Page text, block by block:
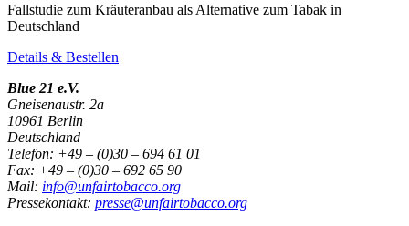
Fallstudie zum Kräuteranbau als Alternative zum Tabak in
Deutschland
Details & Bestellen
Blue 21 e.V.
Gneisenaustr. 2a
10961 Berlin
Deutschland
Telefon: +49 – (0)30 – 694 61 01
Fax: +49 – (0)30 – 692 65 90
Mail: info@unfairtobacco.org
Pressekontakt: presse@unfairtobacco.org